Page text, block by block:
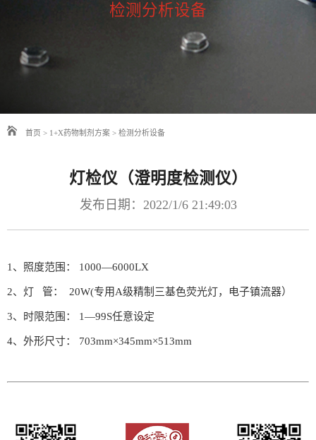
检测分析设备
首页 > 1+X药物制剂方案 > 检测分析设备
灯检仪（澄明度检测仪）
发布日期：2022/1/6 21:49:03
1、照度范围： 1000—6000LX
2、灯 管： 20W(专用A级精制三基色荧光灯，电子镇流器）
3、时限范围： 1—99S任意设定
4、外形尺寸： 703mm×345mm×513mm